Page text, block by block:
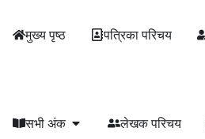
मुख्य पृष्ठ पत्रिका परिचय
सभी अंक लेखक परिचय